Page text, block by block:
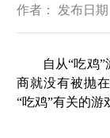
作者： 发布日期
自从“吃鸡”游
商就没有被抛
“吃鸡”有关的游